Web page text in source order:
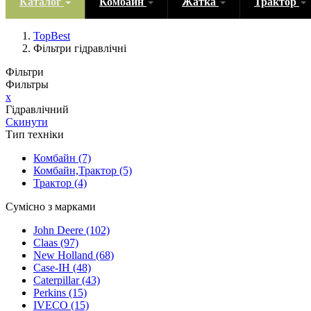
TopBest
Фільтри гідравлічні
Фільтри
Фильтры
x
Гідравлічний
Скинути
Тип техніки
Комбайн (7)
Комбайн,Трактор (5)
Трактор (4)
Сумісно з марками
John Deere (102)
Claas (97)
New Holland (68)
Case-IH (48)
Caterpillar (43)
Perkins (15)
IVECO (15)